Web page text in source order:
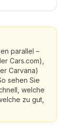
parallel –
Cars.com),
Carvana)
sehen Sie
welche
zu gut,